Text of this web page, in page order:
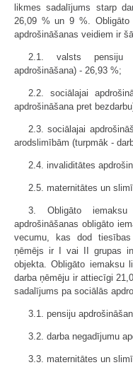
likmes sadalījums starp
26,09 % un 9 %. Obligāto
apdrošināšanas veidiem ir
2.1. valsts pensiju
apdrošināšana) - 26,93 %;
2.2. sociālajai
apdrošināšana pret
2.3. sociālajai
arodslimībām (turpmāk -
2.4. invaliditātes
2.5. maternitātes un
3. Obligāto
apdrošināšanas obligāto
vecumu, kas dod
ņēmējs ir I vai II grupas
objekta. Obligāto iemaksu
darba ņēmēju ir attiecīgi
sadalījums pa sociālās
3.1. pensiju
3.2. darba negadījumu
3.3. maternitātes un